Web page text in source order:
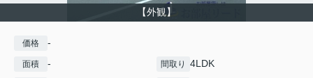
【外観】
価格 -
面積 - 間取り 4LDK